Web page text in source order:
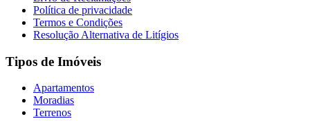
Política de privacidade
Termos e Condições
Resolução Alternativa de Litígios
Tipos de Imóveis
Apartamentos
Moradias
Terrenos